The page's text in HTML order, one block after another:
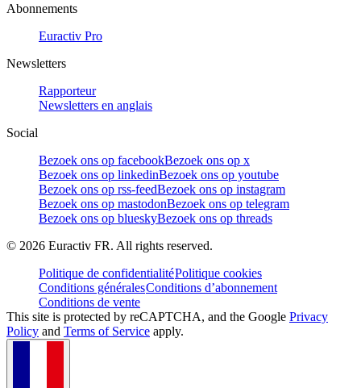
Abonnements
Euractiv Pro
Newsletters
Rapporteur
Newsletters en anglais
Social
Bezoek ons op facebookBezoek ons op x
Bezoek ons op linkedinBezoek ons op youtube
Bezoek ons op rss-feedBezoek ons op instagram
Bezoek ons op mastodonBezoek ons op telegram
Bezoek ons op blueskyBezoek ons op threads
© 2026 Euractiv FR. All rights reserved.
Politique de confidentialitéPolitique cookies
Conditions généralesConditions d’abonnement
Conditions de vente
This site is protected by reCAPTCHA, and the Google Privacy
Policy and Terms of Service apply.